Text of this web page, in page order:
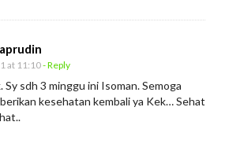
at 11:10- Reply
Sy sdh 3 minggu ini Isoman. Semoga
kesehatan kembali ya Kek… Sehat